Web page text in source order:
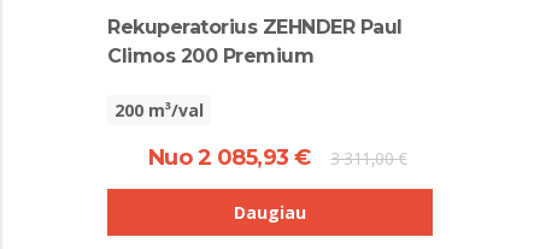
Rekuperatorius ZEHNDER Paul
Climos 200 Premium
200 m³/val
Nuo 2 085,93 € 3 311,00 €
Daugiau